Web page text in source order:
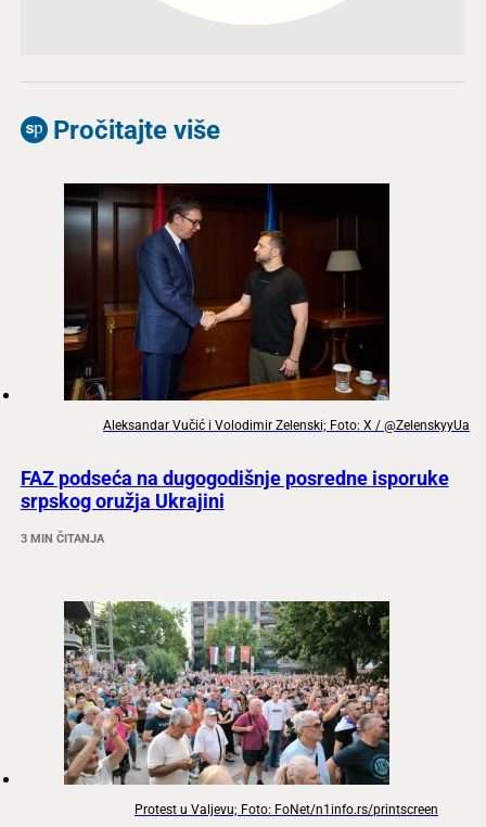
Pročitajte više
Aleksandar Vučić i Volodimir Zelenski; Foto: X / @ZelenskyyUa
FAZ podseća na dugogodišnje posredne isporuke
srpskog oružja Ukrajini
3 MIN ČITANJA
Protest u Valjevu; Foto: FoNet/n1info.rs/printscreen